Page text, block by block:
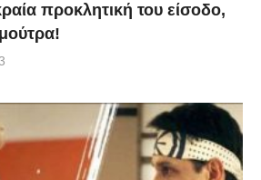
προκλητική του είσοδο,